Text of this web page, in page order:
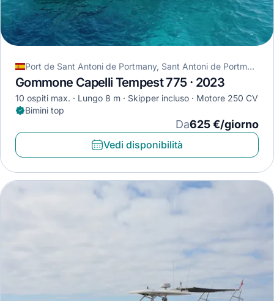
Port de Sant Antoni de Portmany, Sant Antoni de Portmany, Spagna
Gommone Capelli Tempest 775 · 2023
10 ospiti max. Lungo 8 m Skipper incluso
Motore 250 CV
Bimini top
Da625 €/giorno
Vedi disponibilità